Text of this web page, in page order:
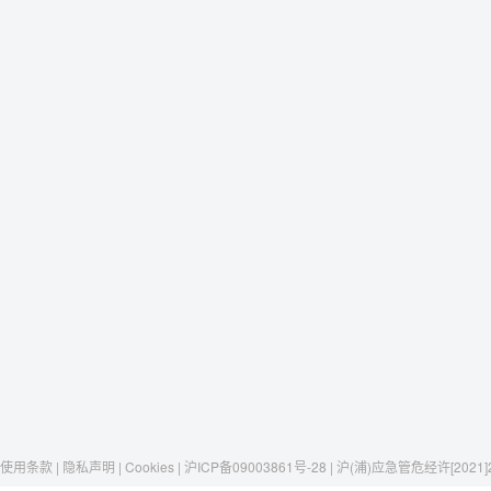
使用条款 | 隐私声明 | Cookies | 沪ICP备09003861号-28 | 沪(浦)应急管危经许